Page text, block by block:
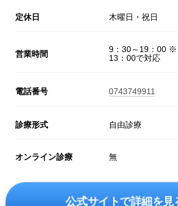
定休日 木曜日・祝日
営業時間
9：30～19：00 ※
13：00で対応
電話番号 0743749911
診療形式 自由診療
オンライン診療 無
公式サイトで詳細を見